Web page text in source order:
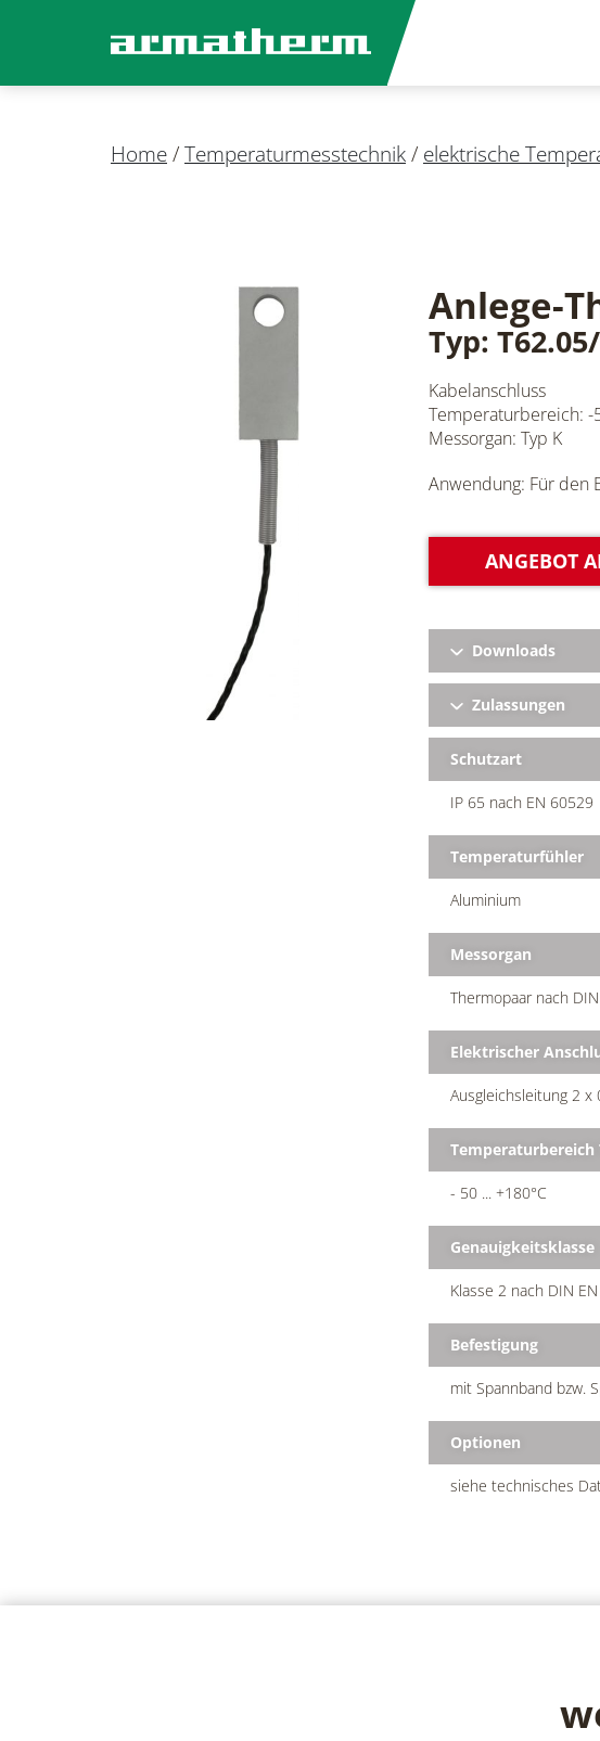
Home/Temperaturmesstechnik/ elektrische
Anlege-
Typ:
Kabelanschluss
Temperaturbereich: -
Messorgan: Typ K
Anwendung: Für den
ANGEBOT
Downloads
Zulassungen
Schutzart
IP 65 nach EN 60529
Temperaturfühler
Aluminium
Messorgan
Thermopaar nach
Elektrischer
Ausgleichsleitung 2 x
Temperaturbereich
- 50 ... +180°C
Genauigkeitsklasse
Klasse 2 nach DIN
Befestigung
mit Spannband bzw.
Optionen
siehe technisches